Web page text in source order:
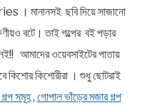
মানানসই ছবি দিয়ে সাজানো
বটে। তাই গল্পের বই পড়ার
আমাদের ওয়েবসাইটের পাতায়
কিশোর কিশোরীরা । শুধু ছোটরাই
গল্প সমূহ, গোপাল ভাঁড়ের মজার গল্প